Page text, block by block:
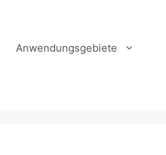
Anwendungsgebiete